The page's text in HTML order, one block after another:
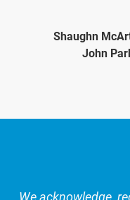
Shaughn
John
We acknowledge,